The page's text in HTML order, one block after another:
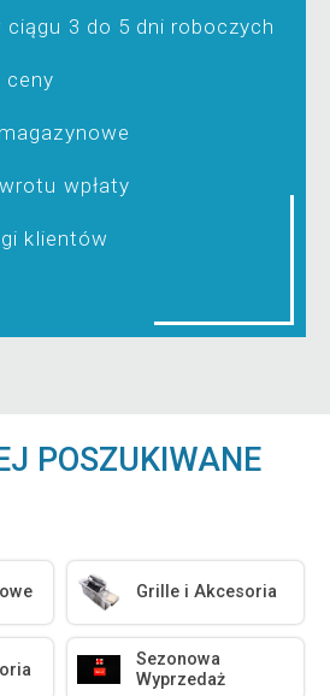
ciągu 3 do 5 dni roboczych
ceny
wpłaty
klientów
POSZUKIWANE
Grille i Akcesoria
Sezonowa
Wyprzedaż